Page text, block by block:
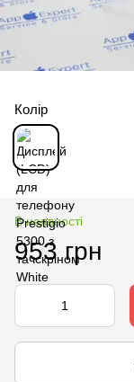
Колір
В наявності
953 грн